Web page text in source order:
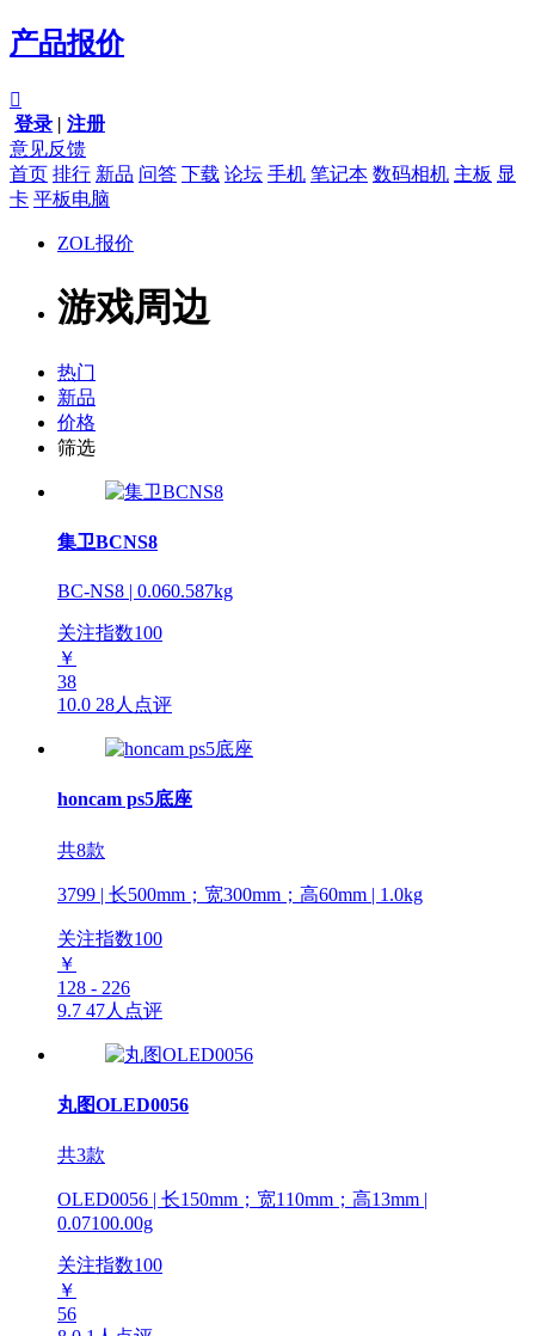
产品报价

登录 | 注册
意见反馈
首页 排行 新品 问答 下载 论坛 手机 笔记本 数码相机 主板 显
卡 平板电脑
ZOL报价
游戏周边
热门
新品
价格
筛选
集卫BCNS8
BC-NS8 | 0.060.587kg
关注指数100
￥
38
10.0 28人点评
honcam ps5底座
共8款
3799 | 长500mm；宽300mm；高60mm | 1.0kg
关注指数100
￥
128 - 226
9.7 47人点评
丸图OLED0056
共3款
OLED0056 | 长150mm；宽110mm；高13mm |
0.07100.00g
关注指数100
￥
56